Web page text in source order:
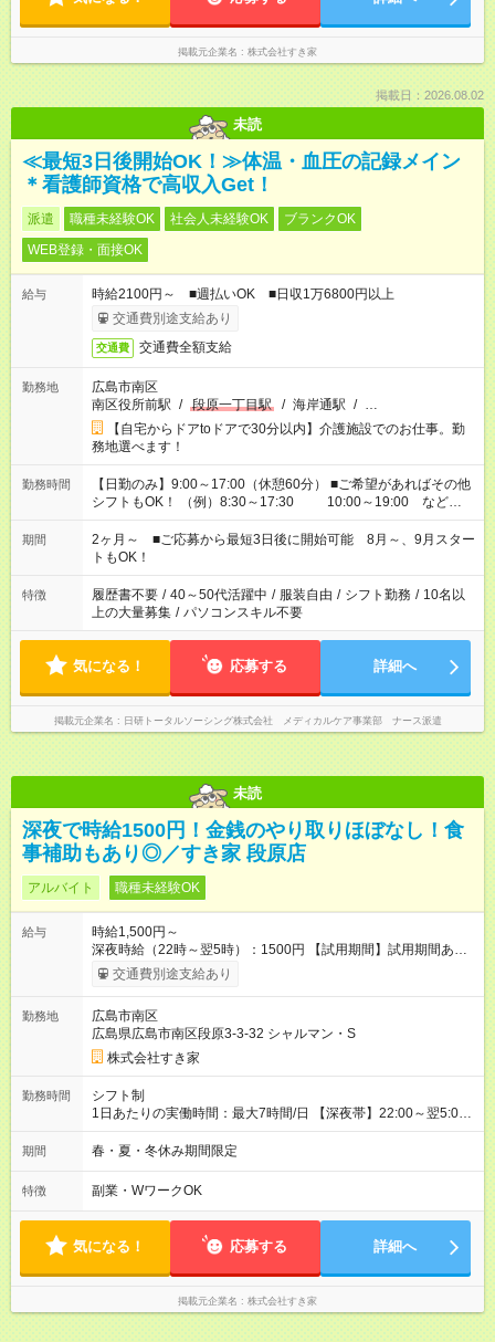
掲載元企業名 株式会社すき家
掲載日：2026.08.02
未読
≪最短3日後開始OK！≫体温・血圧の記録メイン
＊看護師資格で高収入Get！
派遣 職種未経験OK 社会人未経験OK
ブランクOK
WEB登録・面接OK
給与
時給2100円～ ■週払いOK ■日収1万6800円以上
交通費別途支給あり
交通費 交通費全額支給
勤務地
広島市南区
南区役所前駅 / 段原一丁目駅 / 海岸通駅 / …
【自宅からドアtoドアで30分以内】介護施設でのお仕事。勤
務地選べます！
勤務時間
【日勤のみ】9:00～17:00（休憩60分） ■ご希望があればその他
シフトもOK！ （例）8:30～17:30 10:00～19:00 など
「家族とお休みを合わせたい」 「できれば残業はしたくない」
など、あなたのご希望に沿ったお仕事をご紹介します！ ※Wワ
ーク希望の方へ 今ご覧のお仕事で希望する勤務時間と、もう1つ
のお仕事の勤務時間。 合計で週40時間を超える場合は応募でき
ません
期間
2ヶ月～ ■ご応募から最短3日後に開始可能 8月～、9月スター
トもOK！
特徴 履歴書不要 / 40～50代活躍中 / 服装自由 / シフト勤務 / 10名以
上の大量募集 / パソコンスキル不要
気になる！ 応募する 詳細へ
掲載元企業名 日研トータルソーシング株式会社 メディカルケア事業部 ナース派遣
未読
深夜で時給1500円！金銭のやり取りほぼなし！食
事補助もあり◎／すき家 段原店
アルバイト 職種未経験OK
給与
時給1,500円～
深夜時給（22時～翌5時）：1500円 【試用期間】試用期間あり
試用期間の長さ：1ヶ月 雇用形態、給与は本採用時と同じです。
試用期間の実態は30日（※条件変更なし）ですが、切り上げで
同時給）
交通費別途支給あり
勤務地
広島市南区
広島県広島市南区段原3-3-32 シャルマン・S
株式会社すき家
勤務時間
シフト制
1日あたりの実働時間：最大7時間/日 【深夜帯】22:00～翌5:00
週2日～・1日2h～OK◎ ※22:00から翌5:00までは18歳以上の方
のみ勤務可能です（18歳未満の深夜業務禁止のため） ★深夜で
す。 必ず、2名以上での勤務を行いますので、安心して働けま
す。
期間 春・夏・冬休み期間限定
特徴 副業・WワークOK
気になる！ 応募する 詳細へ
掲載元企業名 株式会社すき家